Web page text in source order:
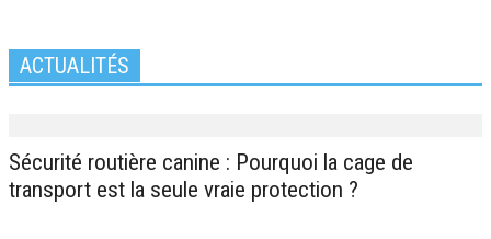
ACTUALITÉS
Sécurité routière canine : Pourquoi la cage de
transport est la seule vraie protection ?